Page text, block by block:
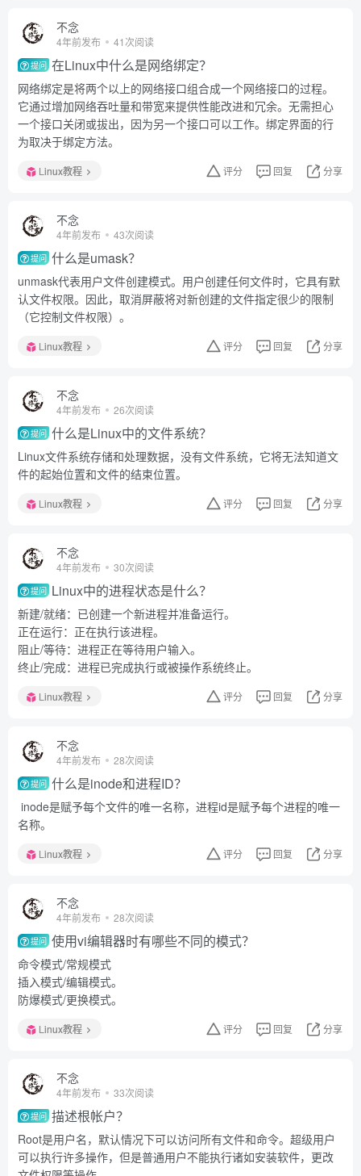
不念
4年前发布 41次阅读
提问 在Linux中什么是网络绑定？
网络绑定是将两个以上的网络接口组合成一个网络接口的过程。
它通过增加网络吞吐量和带宽来提供性能改进和冗余。无需担心
一个接口关闭或拔出，因为另一个接口可以工作。绑定界面的行
为取决于绑定方法。
Linux教程 评分 回复 分享
不念
4年前发布 43次阅读
提问 什么是umask？
unmask代表用户文件创建模式。用户创建任何文件时，它具有默
认文件权限。因此，取消屏蔽将对新创建的文件指定很少的限制
（它控制文件权限）。
Linux教程 评分 回复 分享
不念
4年前发布 26次阅读
提问 什么是Linux中的文件系统？
Linux文件系统存储和处理数据，没有文件系统，它将无法知道文
件的起始位置和文件的结束位置。
Linux教程 评分 回复 分享
不念
4年前发布 30次阅读
提问 Linux中的进程状态是什么？
新建/就绪：已创建一个新进程并准备运行。
正在运行：正在执行该进程。
阻止/等待：进程正在等待用户输入。
终止/完成：进程已完成执行或被操作系统终止。
Linux教程 评分 回复 分享
不念
4年前发布 28次阅读
提问 什么是inode和进程ID？
inode是赋予每个文件的唯一名称，进程id是赋予每个进程的唯一
名称。
Linux教程 评分 回复 分享
不念
4年前发布 28次阅读
提问 使用vi编辑器时有哪些不同的模式？
命令模式/常规模式
插入模式/编辑模式。
防爆模式/更换模式。
Linux教程 评分 回复 分享
不念
4年前发布 33次阅读
提问 描述根帐户？
Root是用户名，默认情况下可以访问所有文件和命令。超级用户
可以执行许多操作，但是普通用户不能执行诸如安装软件，更改